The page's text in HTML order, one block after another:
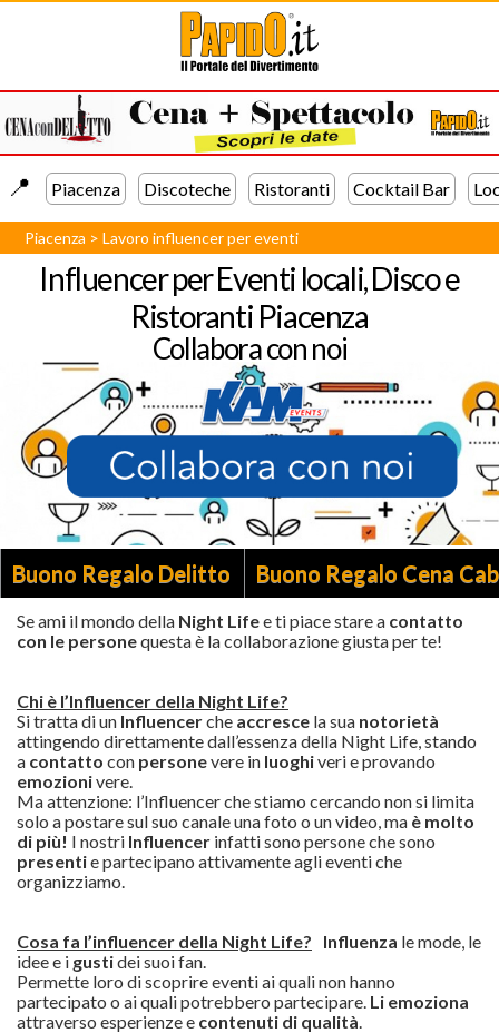
📍️ Piacenza Discoteche Ristoranti Cocktail Bar
Piacenza >Lavoro influencer per eventi
Influencer per Eventi locali, Disco e
Ristoranti Piacenza
Collabora con noi
Buono Regalo Delitto Buono Regalo Cena
Se ami il mondo della Night Lifee ti piace stare a contatto
con le personequesta è la collaborazione giusta per te!
Chi è l’Influencer della Night Life?
Si tratta di un Influencerche accresce la sua notorietà
attingendo direttamente dall’essenza della Night Life, stando
a contatto con personevere in luoghiveri e provando
emozionivere.
Ma attenzione: l’Influencer che stiamo cercando non si limita
solo a postare sul suo canale una foto o un video, ma è molto
di più! I nostri Influencer infatti sono persone che sono
presentie partecipano attivamente agli eventi che
organizziamo.
Cosa fa l’influencer della Night Life? Influenza le mode, le
idee e i gustidei suoi fan.
Permette loro di scoprire eventi ai quali non hanno
partecipato o ai quali potrebbero partecipare. Li emoziona
attraverso esperienze e contenuti di qualità.